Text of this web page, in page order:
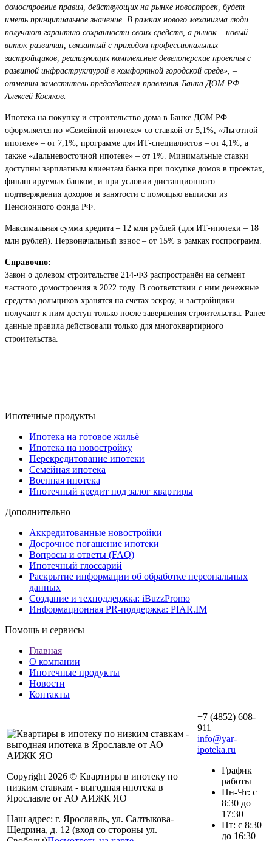
домостроение правил, действующих на рынке новостроек, будет
иметь принципиальное значение. В рамках нового механизма люди
получают гарантию сохранности своих средств, а рынок – новый
виток развития, связанный с приходом профессиональных
застройщиков, реализующих комплексные девелоперские проекты с
развитой инфраструктурой в комфортной городской среде», –
отметил заместитель председателя правления Банка ДОМ.РФ
Алексей Косяков.
Ипотека на покупку и строительство дома в Банке ДОМ.РФ
оформляется по «Семейной ипотеке» со ставкой от 5,1%, «Льготной
ипотеке» – от 7,1%, программе для ИТ-специалистов – от 4,1%, а
также «Дальневосточной ипотеке» – от 1%. Минимальные ставки
доступны зарплатным клиентам банка при покупке домов в проектах,
финансируемых банком, и при условии дистанционного
подтверждения доходов и занятости с помощью выписки из
Пенсионного фонда РФ.
Максимальная сумма кредита – 12 млн рублей (для ИТ-ипотеки – 18
млн рублей). Первоначальный взнос – от 15% в рамках госпрограмм.
Справочно:
Закон о долевом строительстве 214-ФЗ распространён на сегмент
частного домостроения в 2022 году. В соответствии с ним денежные
средства дольщиков хранятся на счетах эскроу, и застройщики
получают к ним доступ только после завершения строительства. Ранее
данные правила действовали только для многоквартирного
строительства.
Ипотечные продукты
Ипотека на готовое жильё
Ипотека на новостройку
Перекредитование ипотеки
Семейная ипотека
Военная ипотека
Ипотечный кредит под залог квартиры
Дополнительно
Аккредитованные новостройки
Досрочное погашение ипотеки
Вопросы и ответы (FAQ)
Ипотечный глоссарий
Раскрытие информации об обработке персональных
данных
Создание и техподдержка: iBuzzPromo
Информационная PR-поддержка: PIAR.IM
Помощь и сервисы
Главная
О компании
Ипотечные продукты
Новости
Контакты
Copyright 2026 © Квартиры в ипотеку по
низким ставкам - выгодная ипотека в
Ярославле от АО АИЖК ЯО
Наш адрес: г. Ярославль, ул. Салтыкова-
Щедрина, д. 12 (вход со стороны ул.
+7 (4852) 608-
911
info@yar-
ipoteka.ru
График
работы
Пн-Чт: с
8:30 до
17:30
Пт: с 8:30
до 16:30